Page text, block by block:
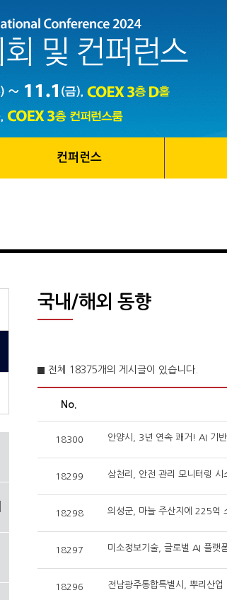
컨퍼런스
국내/해외 동향
전체 18375개의 게시글이 있습니다.
No.
18300 안양시, 3년 연속 쾌거! AI 기
18299 삼천리, 안전 관리 모니터링 시
18298 의성군, 마늘 주산지에 225억
18297 미소정보기술, 글로벌 AI 플랫
18296 전남광주통합특별시, 뿌리산